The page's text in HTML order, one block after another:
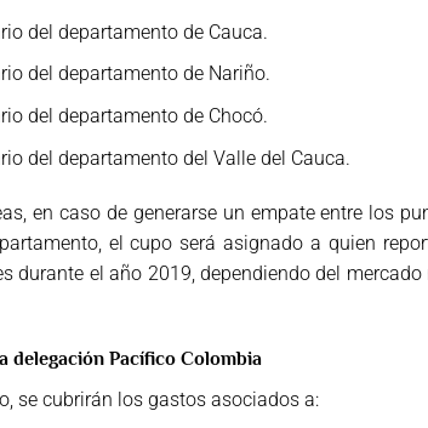
del departamento de Cauca.
del departamento de Nariño.
del departamento de Chocó.
del departamento del Valle del Cauca.
en caso de generarse un empate entre los
el cupo será asignado a quien
durante el año 2019, dependiendo del
delegación Pacífico Colombia
se cubrirán los gastos asociados a: